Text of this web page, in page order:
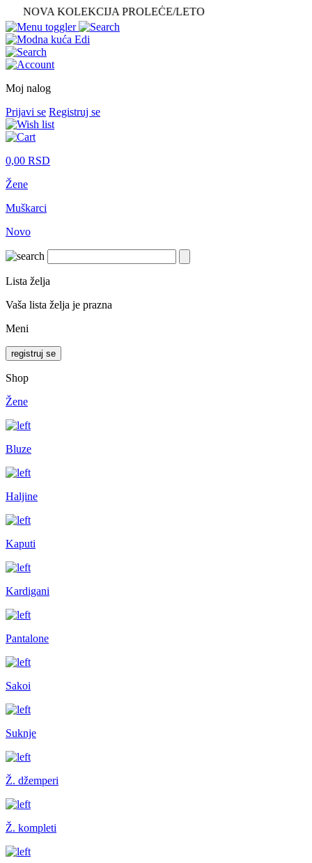
KOLEKCIJA PROLEĆE/LETO
Moj nalog
Prijavi se Registruj se
0,00 RSD
Žene
Muškarci
Novo
Lista želja
Vaša lista želja je prazna
Meni
registruj se
Shop
Žene
Bluze
Haljine
Kaputi
Kardigani
Pantalone
Sakoi
Suknje
Ž. džemperi
Ž. kompleti